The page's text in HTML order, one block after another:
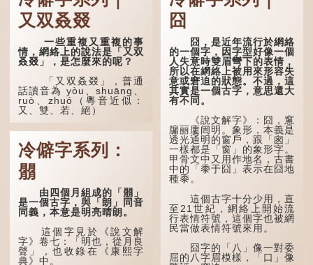
又双叒叕
一些重複又重複的事
情，網絡上的說法是「又双
叒叕」，是怎麼來的呢？
「又双叒叕」，普通
話讀音為 yòu、shuāng、
ruò、zhuó（粵音近似：
又、雙、若、絕）
「又」和「双」比較
易理解，前者表示再次，後
者表示一對，兩個「又」便
是「双」。
「叒」（音：若）原是
古代神話中的樹木名
稱。 《說文解字·叒部》：
「叒，日初出東方湯谷所登
榑桑，叒木也。」
「叕...
冷僻字系列：
朤
由四個月組成的「朤」
是一個古字，與「朗」同音
同義，本意是明亮晴朗。
這個字見於《說文解
字》卷七：「明也，從月良
聲」，也收錄在《康熙字
典》中。
囧
囧，是近年流行於網絡
的一個字，因字型好像一個
人失意時雙眉彎下的表情，
所以在網絡上被用來形容失
意或窘迫的狀態。不過，這
其實是一個古字，意思還大
有不同。
《說文解字》：囧，窻
牖丽廔闿明。象形，本義是
透光通明的窗戶，跟「囪」
一樣都是「窗」的象形字。
甲骨文中又用作地名，古書
中的「黍于囧」表示在囧地
種黍。
這個古字十分少用，直
至21世紀，網絡上開始流
行表情符號，這個字也被網
民當做表情符號來用。
囧字的「八」像一對委
屈的八字眉模樣，「口」像